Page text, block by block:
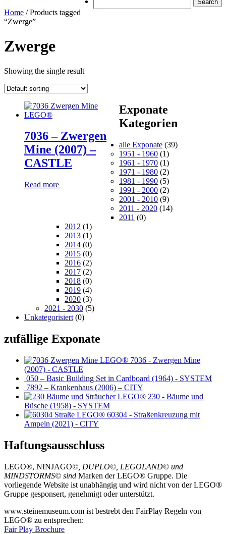
Home / Products tagged
“Zwerge”
Zwerge
Showing the single result
7036 – Zwergen
Mine (2007) –
CASTLE
Read more
Exponate
Kategorien
alle Exponate (39)
1951 - 1960 (1)
1961 - 1970 (1)
1971 - 1980 (2)
1981 - 1990 (5)
1991 - 2000 (2)
2001 - 2010 (9)
2011 - 2020 (14)
2011 (0)
2012 (1)
2013 (1)
2014 (0)
2015 (0)
2016 (2)
2017 (2)
2018 (0)
2019 (4)
2020 (3)
2021 - 2030 (5)
Unkategorisiert (0)
zufällige Exponate
7036 - Zwergen Mine
(2007) - CASTLE
050 – Basic Building Set in Cardboard (1964) - SYSTEM
7892 – Krankenhaus (2006) – CITY
230 - Bäume und
Büsche (1958) - SYSTEM
60304 - Straßenkreuzung mit
Ampeln (2021) - CITY
Haftungsausschluss
LEGO®, NINJAGO©, DUPLO©, LEGOLAND© und
MINDSTORMS© sind Marken der LEGO® Gruppe. Die
vorliegende Website ist unabhängig und wird nicht von der LEGO®
Gruppe gesponsert, genehmigt oder unterstützt.
www.steinemuseum.com ist bestrebt den FairPlay Regeln von
LEGO® zu entsprechen:
Fair Play Brochure